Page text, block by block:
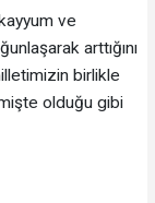
ve
arttığını
birlikle
olduğu gibi